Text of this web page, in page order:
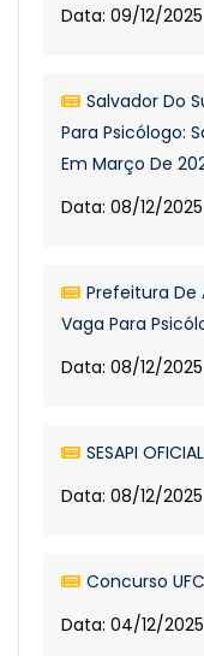
Data: 09/12/2025
Salvador Do
Para Psicólogo:
Em Março De
Data: 08/12/2025
Prefeitura De
Vaga Para
Data: 08/12/2025
SESAPI
Data: 08/12/2025
Concurso
Data: 04/12/2025